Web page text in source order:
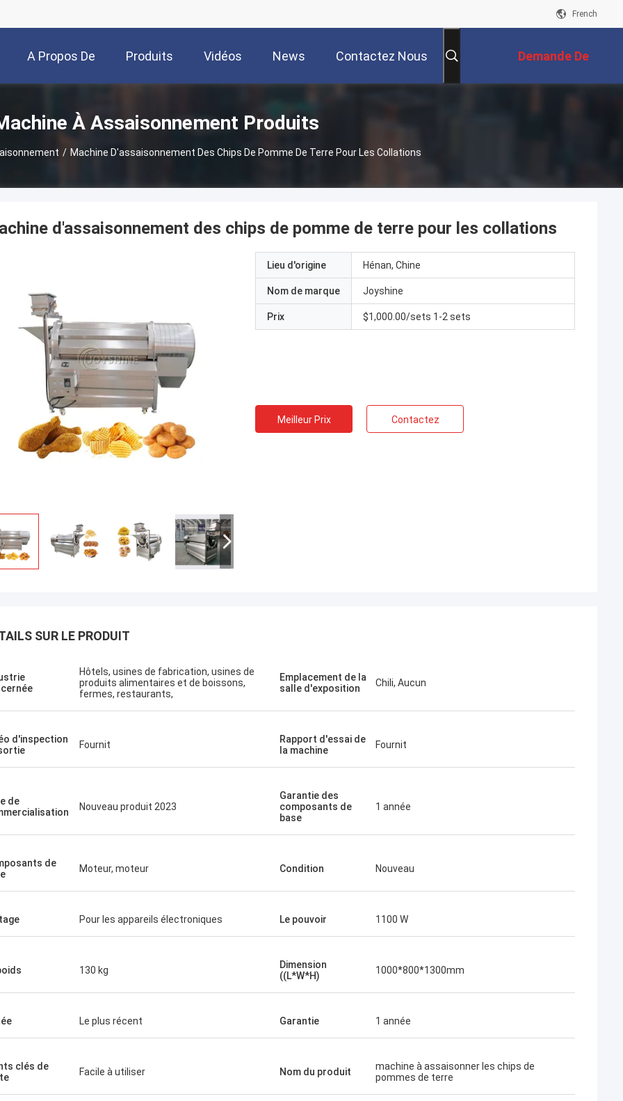
French
A Propos De
Nous
Produits Vidéos News Contactez Nous Demande De
Soumission
À Assaisonnement Produits
/ Machine D'assaisonnement Des Chips De Pomme De Terre Pour Les Collations
d'assaisonnement des chips de pomme de terre pour les collations
Lieu d'origine Hénan, Chine
Nom de marque Joyshine
Prix $1,000.00/sets 1-2 sets
Meilleur Prix Contactez
SUR LE PRODUIT
Hôtels, usines de fabrication, usines de
produits alimentaires et de boissons,
fermes, restaurants,
Emplacement de la
salle d'exposition
Chili, Aucun
d'inspection
Fournit
Rapport d'essai de
la machine
Fournit
de
Nouveau produit 2023
Garantie des
composants de
base
1 année
de
Moteur, moteur Condition Nouveau
Pour les appareils électroniques Le pouvoir 1100 W
130 kg
Dimension
((L*W*H)
1000*800*1300mm
Le plus récent Garantie 1 année
clés de
Facile à utiliser Nom du produit
machine à assaisonner les chips de
pommes de terre